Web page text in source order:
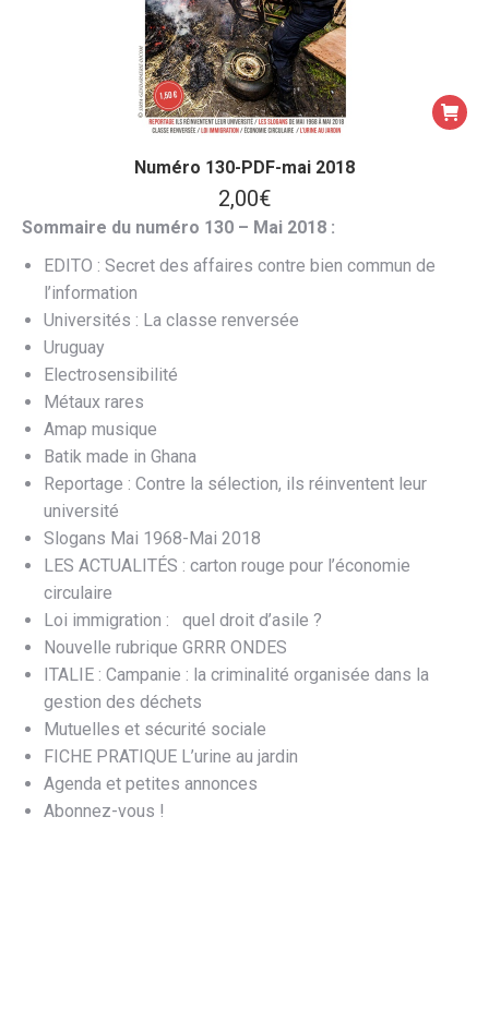
Numéro 130-PDF-mai 2018
2,00€
Sommaire du numéro 130 – Mai 2018 :
EDITO : Secret des affaires contre bien commun de
l’information
Universités : La classe renversée
Uruguay
Electrosensibilité
Métaux rares
Amap musique
Batik made in Ghana
Reportage : Contre la sélection, ils réinventent leur
université
Slogans Mai 1968-Mai 2018
LES ACTUALITÉS : carton rouge pour l’économie
circulaire
Loi immigration : quel droit d’asile ?
Nouvelle rubrique GRRR ONDES
ITALIE : Campanie : la criminalité organisée dans la
gestion des déchets
Mutuelles et sécurité sociale
FICHE PRATIQUE L’urine au jardin
Agenda et petites annonces
Abonnez-vous !